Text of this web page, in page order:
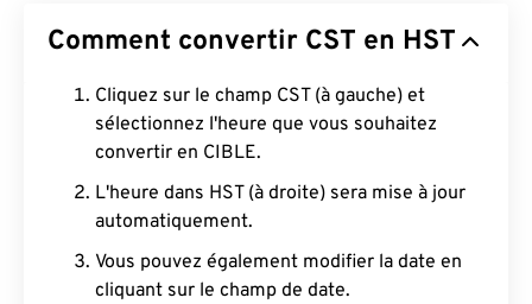
Comment convertir CST en HST
Cliquez sur le champ CST (à gauche) et
sélectionnez l'heure que vous souhaitez
convertir en CIBLE.
L'heure dans HST (à droite) sera mise à jour
automatiquement.
Vous pouvez également modifier la date en
cliquant sur le champ de date.